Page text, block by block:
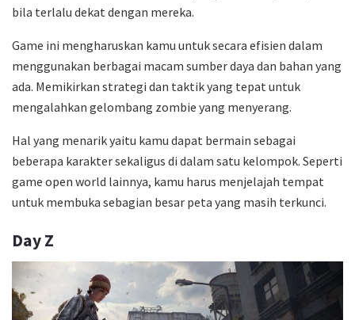
bila terlalu dekat dengan mereka.
Game ini mengharuskan kamu untuk secara efisien dalam
menggunakan berbagai macam sumber daya dan bahan yang
ada. Memikirkan strategi dan taktik yang tepat untuk
mengalahkan gelombang zombie yang menyerang.
Hal yang menarik yaitu kamu dapat bermain sebagai
beberapa karakter sekaligus di dalam satu kelompok. Seperti
game open world lainnya, kamu harus menjelajah tempat
untuk membuka sebagian besar peta yang masih terkunci.
Day Z